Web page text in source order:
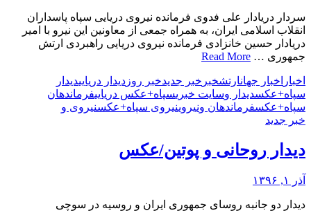
سردار دریادار علی فدوی فرمانده نیروی دریایی سپاه پاسداران
انقلاب اسلامی ایران، به همراه جمعی از معاونین این نیرو با امیر
دریادار حسین خانزادی فرمانده نیروی دریایی راهبردی ارتش
جمهوری … Read More
اخبار اخبار جهانارتشخبر خبر جدیدخبر روز دیدار دریاییدیدار
سپاه+عکسدیدار وسایت خبریسپاه+عکس دریاییفرماندهان
سپاه+عکسفرماندهان ونیروینیروی سپاه+عکسنیروی و
خبر جدید
دیدار روحانی و پوتین/عکس
آذر ۱, ۱۳۹۶
دیدار دو جانبه روسای جمهوری ایران و روسيه در سوچی